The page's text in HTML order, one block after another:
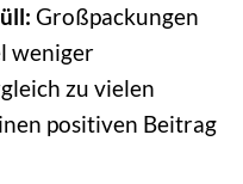
Großpackungen
weniger
zu vielen
positiven Beitrag